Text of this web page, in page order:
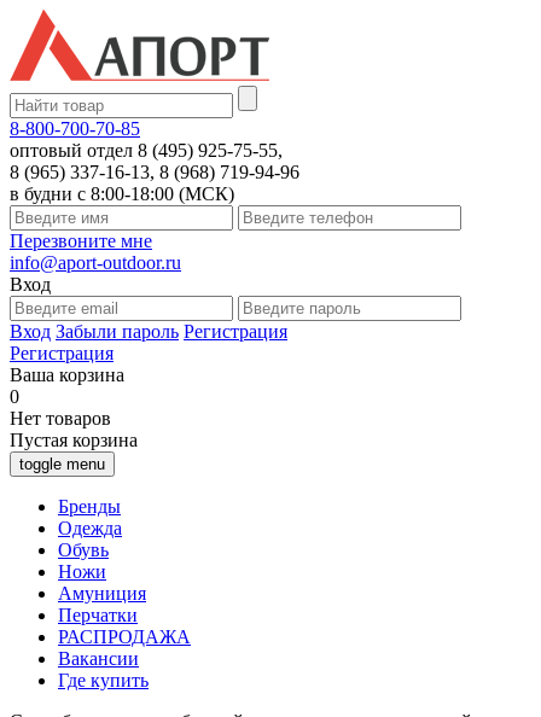
8-800-700-70-85
оптовый отдел 8 (495) 925-75-55,
8 (965) 337-16-13, 8 (968) 719-94-96
в будни с 8:00-18:00 (МСК)
Перезвоните мне
info@aport-outdoor.ru
Вход
Вход Забыли пароль Регистрация
Регистрация
Ваша корзина
0
Нет товаров
Пустая корзина
toggle menu
Бренды
Одежда
Обувь
Ножи
Амуниция
Перчатки
РАСПРОДАЖА
Вакансии
Где купить